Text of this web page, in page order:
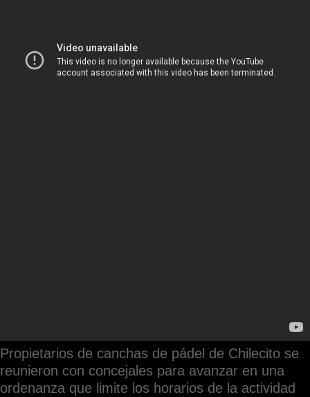
Propietarios de canchas de pádel de Chilecito se
reunieron con concejales para avanzar en una
ordenanza que limite los horarios de la actividad